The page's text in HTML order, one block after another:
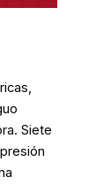
Siete